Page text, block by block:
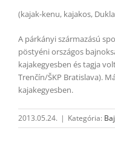
(kajak-kenu, kajakos,
A párkányi származású
pöstyéni országos
kajakegyesben és tagja
Trenčín/ŠKP Bratislava).
kajakegyesben.
2013.05.24. | Kategória: